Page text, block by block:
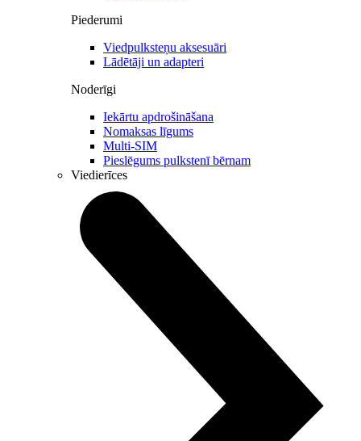
Piederumi
Viedpulksteņu aksesuāri
Lādētāji un adapteri
Noderīgi
Iekārtu apdrošināšana
Nomaksas līgums
Multi-SIM
Pieslēgums pulkstenī bērnam
Viedierīces